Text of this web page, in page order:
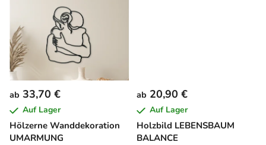
t
e
Hölzerne Wanddekoration
UMARMUNG
ab 33,70 €
Auf Lager
Holzbild LEBENSBAUM
BALANCE
ab 20,90 €
Auf Lager